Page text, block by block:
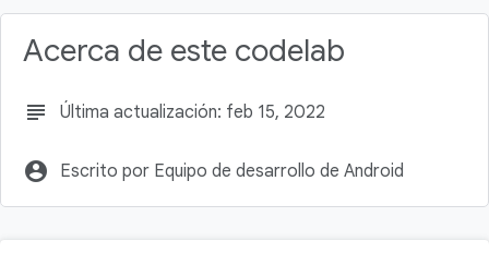
Acerca de este codelab
subject Última actualización: feb 15, 2022
account_circle Escrito por Equipo de desarrollo de Android